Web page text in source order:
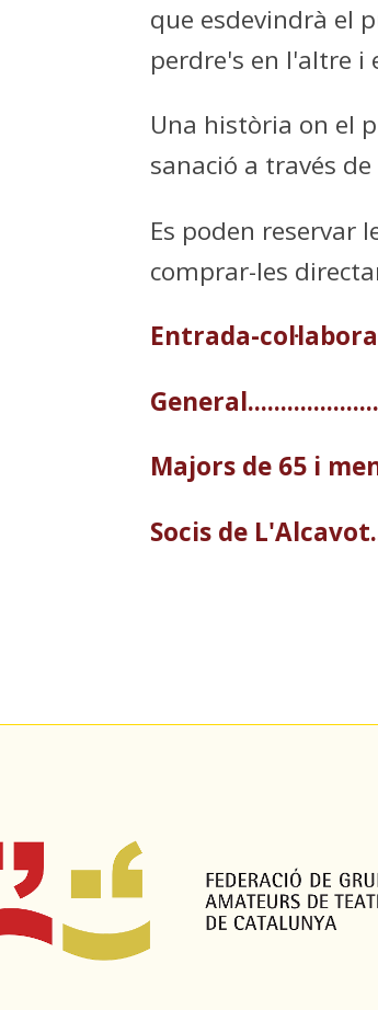
que esdevindrà el
perdre's en l'altre i
Una història on el
sanació a través
Es poden reservar
comprar-les
Entrada-
Majors de 65 i
Socis de